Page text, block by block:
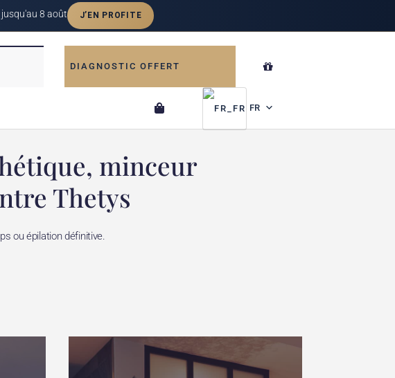
DIAGNOSTIC OFFERT
FR
minceur
Thetys
ou épilation définitive.